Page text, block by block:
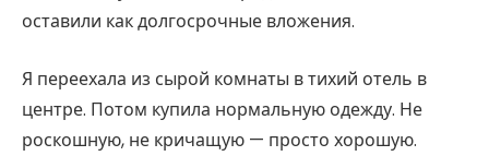
оставили как долгосрочные вложения.
Я переехала из сырой комнаты в тихий отель в
центре. Потом купила нормальную одежду. Не
роскошную, не кричащую — просто хорошую.